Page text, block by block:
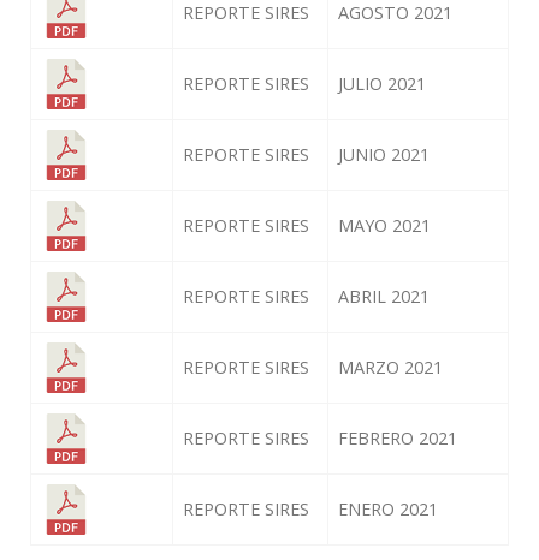
REPORTE SIRES AGOSTO 2021
REPORTE SIRES JULIO 2021
REPORTE SIRES JUNIO 2021
REPORTE SIRES MAYO 2021
REPORTE SIRES ABRIL 2021
REPORTE SIRES MARZO 2021
REPORTE SIRES FEBRERO 2021
REPORTE SIRES ENERO 2021